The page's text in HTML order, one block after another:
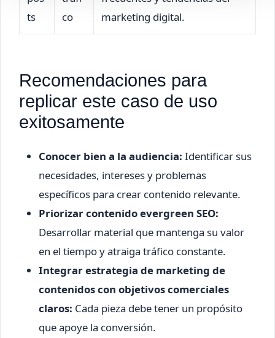
ts
co
marketing digital.
Recomendaciones para
replicar este caso de uso
exitosamente
Conocer bien a la audiencia: Identificar sus
necesidades, intereses y problemas
específicos para crear contenido relevante.
Priorizar contenido evergreen SEO:
Desarrollar material que mantenga su valor
en el tiempo y atraiga tráfico constante.
Integrar estrategia de marketing de
contenidos con objetivos comerciales
claros: Cada pieza debe tener un propósito
que apoye la conversión.